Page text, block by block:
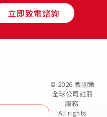
立即致電諮詢
© 2026 戰國策
全球公司註冊
服務.
All rights